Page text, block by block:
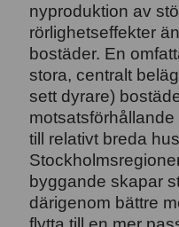
nyproduktion av
rörlighetseffekter
bostäder. En
stora, centralt
sett dyrare)
till relativt breda
byggande skapar
därigenom bättre